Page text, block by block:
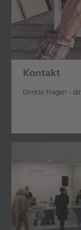
Kontakt
Direkte Fragen -